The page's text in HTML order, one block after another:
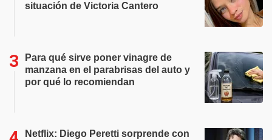
situación de Victoria Cantero
Para qué sirve poner vinagre de
manzana en el parabrisas del auto y
por qué lo recomiendan
Netflix: Diego Peretti sorprende con